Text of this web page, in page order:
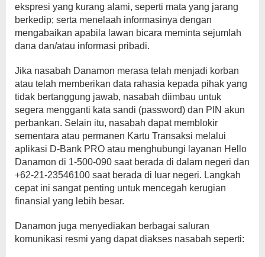
ekspresi yang kurang alami, seperti mata yang jarang
berkedip; serta menelaah informasinya dengan
mengabaikan apabila lawan bicara meminta sejumlah
dana dan/atau informasi pribadi.
Jika nasabah Danamon merasa telah menjadi korban
atau telah memberikan data rahasia kepada pihak yang
tidak bertanggung jawab, nasabah diimbau untuk
segera mengganti kata sandi (password) dan PIN akun
perbankan. Selain itu, nasabah dapat memblokir
sementara atau permanen Kartu Transaksi melalui
aplikasi D-Bank PRO atau menghubungi layanan Hello
Danamon di 1-500-090 saat berada di dalam negeri dan
+62-21-23546100 saat berada di luar negeri. Langkah
cepat ini sangat penting untuk mencegah kerugian
finansial yang lebih besar.
Danamon juga menyediakan berbagai saluran
komunikasi resmi yang dapat diakses nasabah seperti: